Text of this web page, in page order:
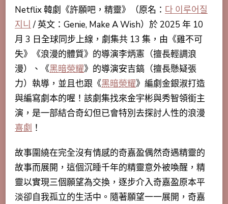
Netflix 韓劇《許願吧，精靈》（原名： 다 이루어질
지니 / 英文：Genie, Make A Wish）於 2025 年 10
月 3 日全球同步上線，劇集共 13 集，由《雞不可
失》《浪漫的體質》的導演李炳憲（擅長輕調浪
漫）、《黑暗榮耀》的導演安吉鎬（擅長懸疑張
力）執導，並且也跟《黑暗榮耀》編劇金銀淑打造
與編寫劇本的喔！該劇集找來金宇彬與秀智領銜主
演，是一部結合奇幻但已會特別去探討人性的浪漫
喜劇 ！
故事圍繞在完全沒有情感的奇嘉盈偶然奇遇精靈的
故事而展開， 這個沉睡千年的精靈意外被喚醒，精
靈以實現三個願望為交換，逐步介入奇嘉盈原本平
淡卻自我孤立的生活中。隨著願望一一展開，奇嘉